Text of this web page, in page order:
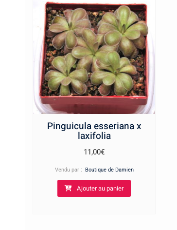
Pinguicula esseriana x
laxifolia
11,00€
Vendu par : Boutique de Damien
Ajouter au panier